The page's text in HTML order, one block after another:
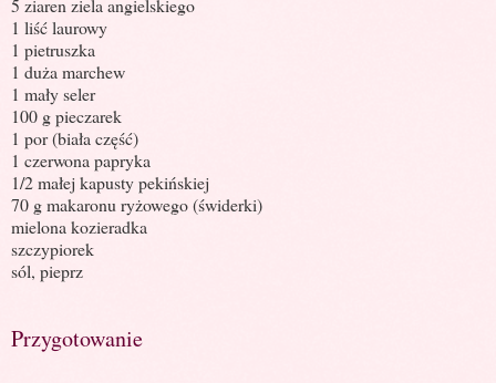
5 ziaren ziela angielskiego
1 liść laurowy
1 pietruszka
1 duża marchew
1 mały seler
100 g pieczarek
1 por (biała część)
1 czerwona papryka
1/2 małej kapusty pekińskiej
70 g makaronu ryżowego (świderki)
mielona kozieradka
szczypiorek
sól, pieprz
Przygotowanie